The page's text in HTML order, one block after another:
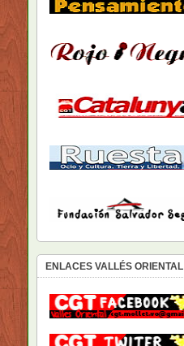
ENLACES VALLÉS ORIENTAL